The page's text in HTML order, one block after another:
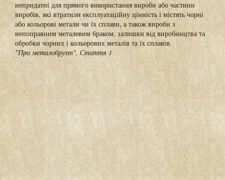
непридатні для прямого використання вироби або частини
виробів, які втратили експлуатаційну цінність і містять чорні
або кольорові метали чи їх сплави, а також вироби з
непоправним металевим браком, залишки від виробництва та
обробки чорних і кольорових металів та їх сплавів.
"Про металобрухт", Стаття 1